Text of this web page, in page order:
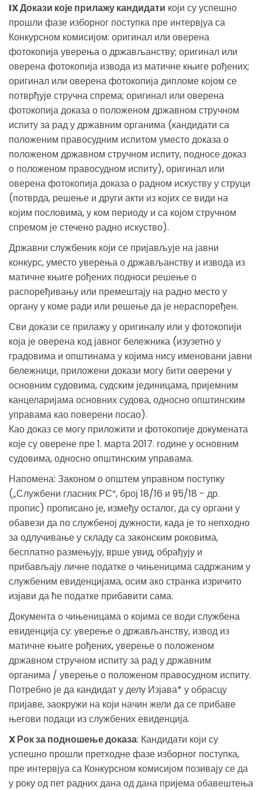
IX Докази које прилажу кандидати који су успешно
прошли фазе изборног поступка пре интервјуа са
Конкурсном комисијом: оригинал или оверена
фотокопија уверења о држављанству; оригинал или
оверена фотокопија извода из матичне књиге рођених;
оригинал или оверена фотокопија дипломе којом се
потврђује стручна спрема; оригинал или оверена
фотокопија доказа о положеном државном стручном
испиту за рад у државним органима (кандидати са
положеним правосудним испитом уместо доказа о
положеном државном стручном испиту, подносе доказ
о положеном правосудном испиту), оригинал или
оверена фотокопија доказа о радном искуству у струци
(потврда, решење и други акти из којих се види на
којим пословима, у ком периоду и са којом стручном
спремом је стечено радно искуство).
Државни службеник који се пријављује на јавни
конкурс, уместо уверења о држављанству и извода из
матичне књиге рођених подноси решење о
распоређивању или премештају на радно место у
органу у коме ради или решење да је нераспоређен.
Сви докази се прилажу у оригиналу или у фотокопији
која је оверена код јавног бележника (изузетно у
градовима и општинама у којима нису именовани јавни
бележници, приложени докази могу бити оверени у
основним судовима, судским јединицама, пријемним
канцеларијама основних судова, односно општинским
управама као поверени посао).
Као доказ се могу приложити и фотокопије докумената
које су оверене пре 1. марта 2017. године у основним
судовима, односно општинским управама.
Напомена: Законом о општем управном поступку
(„Службени гласник РС“, број 18/16 и 95/18 - др.
пропис) прописано је, између осталог, да су органи у
обавези да по службеној дужности, када је то непходно
за одлучивање у складу са законским роковима,
бесплатно размењују, врше увид, обрађују и
прибављају личне податке о чињеницима садржаним у
службеним евиденцијама, осим ако странка изричито
изјави да ће податке прибавити сама.
Документа о чињеницама о којима се води службена
евиденција су: уверење о држављанству, извод из
матичне књиге рођених, уверење о положеном
државном стручном испиту за рад у државним
органима / уверење о положеном правосудном испиту.
Потребно је да кандидат у делу Изјава* у обрасцу
пријаве, заокружи на који начин жели да се прибаве
његови подаци из службених евиденција.
X Рок за подношење доказа: Кандидати који су
успешно прошли претходне фазе изборног поступка,
пре интервјуа са Конкурсном комисијом позивају се да
у року од пет радних дана од дана пријема обавештења